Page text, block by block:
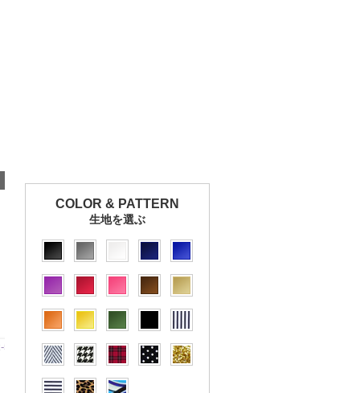
COLOR & PATTERN
生地を選ぶ